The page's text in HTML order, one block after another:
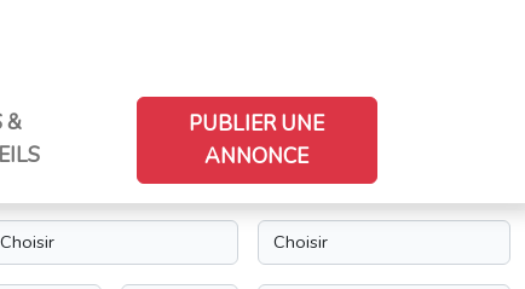
&
PUBLIER UNE
ANNONCE